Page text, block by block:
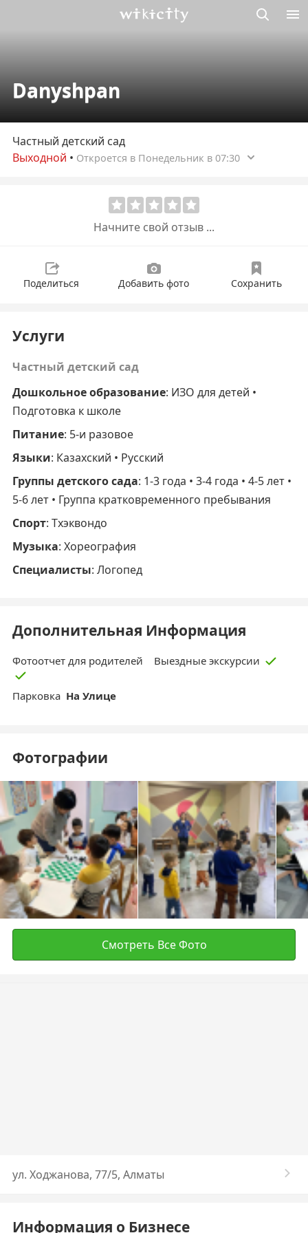
Danyshpan
Частный детский сад
Выходной • Откроется в Понедельник в 07:30
Начните свой отзыв ...
Поделиться Добавить фото Сохранить
Услуги
Частный детский сад
Дошкольное образование: ИЗО для детей •
Подготовка к школе
Питание: 5-и разовое
Языки: Казахский • Русский
Группы детского сада: 1-3 года • 3-4 года • 4-5 лет •
5-6 лет • Группа кратковременного пребывания
Спорт: Тхэквондо
Музыка: Хореография
Специалисты: Логопед
Дополнительная Информация
Фотоотчет для родителей Выездные экскурсии
Парковка На Улице
Фотографии
Смотреть Все Фото
​ул. Ходжанова, 77/5, Алматы
Информация о Бизнесе